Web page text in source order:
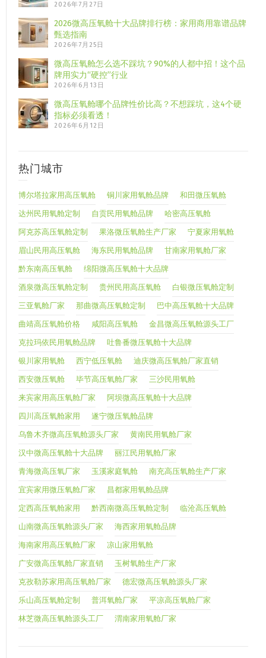
2026年7月27日
2026微高压氧舱十大品牌排行榜：家用商用靠谱品牌
甄选指南
2026年7月25日
微高压氧舱怎么选不踩坑？90%的人都中招！这个品
牌用实力“硬控”行业
2026年6月13日
微高压氧舱哪个品牌性价比高？不想踩坑，这4个硬
指标必须看透！
2026年6月12日
热门城市
博尔塔拉家用高压氧舱 铜川家用氧舱品牌 和田微压氧舱
达州民用氧舱定制 自贡民用氧舱品牌 哈密高压氧舱
阿克苏高压氧舱定制 果洛微压氧舱生产厂家 宁夏家用氧舱
眉山民用高压氧舱 海东民用氧舱品牌 甘南家用氧舱厂家
黔东南高压氧舱 绵阳微高压氧舱十大品牌
酒泉微高压氧舱定制 贵州民用高压氧舱 白银微压氧舱定制
三亚氧舱厂家 那曲微高压氧舱定制 巴中高压氧舱十大品牌
曲靖高压氧舱价格 咸阳高压氧舱 金昌微高压氧舱源头工厂
克拉玛依民用氧舱品牌 吐鲁番微压氧舱十大品牌
银川家用氧舱 西宁低压氧舱 迪庆微高压氧舱厂家直销
西安微压氧舱 毕节高压氧舱厂家 三沙民用氧舱
来宾家用高压氧舱厂家 阿坝微高压氧舱十大品牌
四川高压氧舱家用 遂宁微压氧舱品牌
乌鲁木齐微高压氧舱源头厂家 黄南民用氧舱厂家
汉中微高压氧舱十大品牌 丽江民用氧舱厂家
青海微高压氧厂家 玉溪家庭氧舱 南充高压氧舱生产厂家
宜宾家用微压氧舱厂家 昌都家用氧舱品牌
定西高压氧舱家用 黔西南微高压氧舱定制 临沧高压氧舱
山南微高压氧舱源头厂家 海西家用氧舱品牌
海南家用高压氧舱厂家 凉山家用氧舱
广安微高压氧舱厂家直销 玉树氧舱生产厂家
克孜勒苏家用高压氧舱厂家 德宏微高压氧舱源头厂家
乐山高压氧舱定制 普洱氧舱厂家 平凉高压氧舱厂家
林芝微高压氧舱源头工厂 渭南家用氧舱厂家